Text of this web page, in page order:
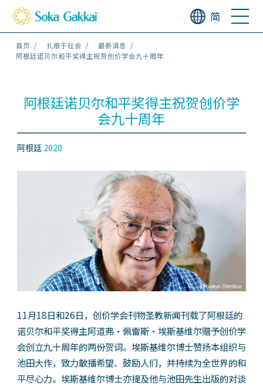
简
首页 扎根于社会
最新消息
阿根廷诺贝尔和平奖得主祝贺创价学会九十周年
阿根廷诺贝尔和平奖得主祝贺创价学
会九十周年
阿根廷2020
11月18日和26日，创价学会刊物圣教新闻刊载了阿根廷的
诺贝尔和平奖得主阿道弗‧佩雷斯‧埃斯基维尔赠予创价学
会创立九十周年的两份贺词。埃斯基维尔博士赞扬本组织与
池田大作，致力散播希望、鼓励人们，并持续为全世界的和
平尽心力。埃斯基维尔博士亦提及他与池田先生出版的对谈